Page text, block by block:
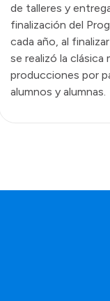
de talleres y
finalización del
cada año, al
se realizó la
producciones por
alumnos y alumnas.